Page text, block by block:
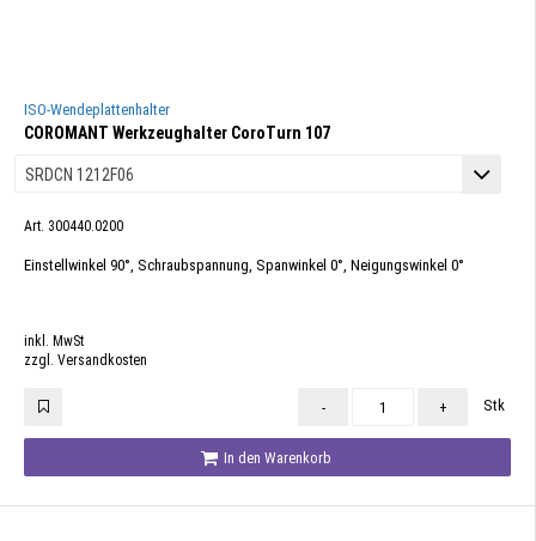
ISO-Wendeplattenhalter
COROMANT Werkzeughalter CoroTurn 107
Art. 300440.0200
Einstellwinkel 90°, Schraubspannung, Spanwinkel 0°, Neigungswinkel 0°
inkl. MwSt
zzgl. Versandkosten
- + Stk
In den Warenkorb